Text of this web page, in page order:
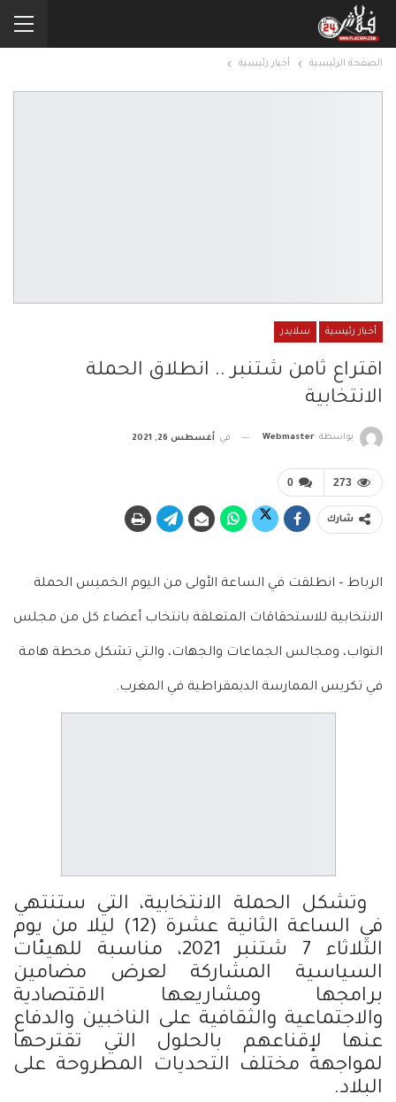
الصفحة الرئيسية أخبار رئيسية
أخبار رئيسية سلايدر
اقتراع ثامن شتنبر .. انطلاق الحملة
الانتخابية
بواسطة Webmaster في أغسطس 26, 2021
0 273
شارك
الرباط – انطلقت في الساعة الأولى من اليوم الخميس الحملة
الانتخابية للاستحقاقات المتعلقة بانتخاب أعضاء كل من مجلس
النواب، ومجالس الجماعات والجهات، والتي تشكل محطة هامة
في تكريس الممارسة الديمقراطية في المغرب.
وتشكل الحملة الانتخابية، التي ستنتهي
في الساعة الثانية عشرة (12) ليلا من يوم
الثلاثاء 7 شتنبر 2021، مناسبة للهيئات
السياسية المشاركة لعرض مضامين
برامجها ومشاريعها الاقتصادية
والاجتماعية والثقافية على الناخبين والدفاع
عنها لإقناعهم بالحلول التي تقترحها
لمواجهة مختلف التحديات المطروحة على
البلاد.